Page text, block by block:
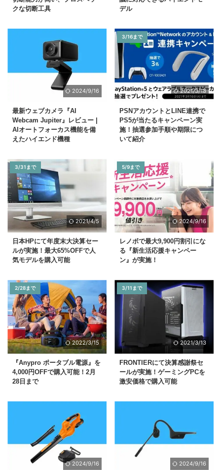
クな切断工具
デル
2024/9/16
最新ウェブカメラ『AI
Webcam Jupiter』レビュー |
AIオートフォーカス機能を備
えたハイエンド機種
3/16まで
2021/3/18
PSNアカウントとLINE連携で
PS5が当たるキャンペーン実
施！抽選参加手順や期限につ
いて紹介
3/31まで
2021/4/5
日本HPにて年度末大決算セー
ルが実施！最大65%OFFで人
気モデルを購入可能
5/9まで
2024/9/16
レノボで最大9,900円割引にな
る『新生活応援キャンペー
ン』が実施！
2/28まで
2022/3/15
『Anypro ポータブル電源』を
4,000円OFFで購入可能！2月
28日まで
3/11まで
2021/3/13
FRONTIERにて決算感謝祭セ
ールが実施！ゲーミングPCを
激安価格で購入可能
2024/9/16 2024/9/16